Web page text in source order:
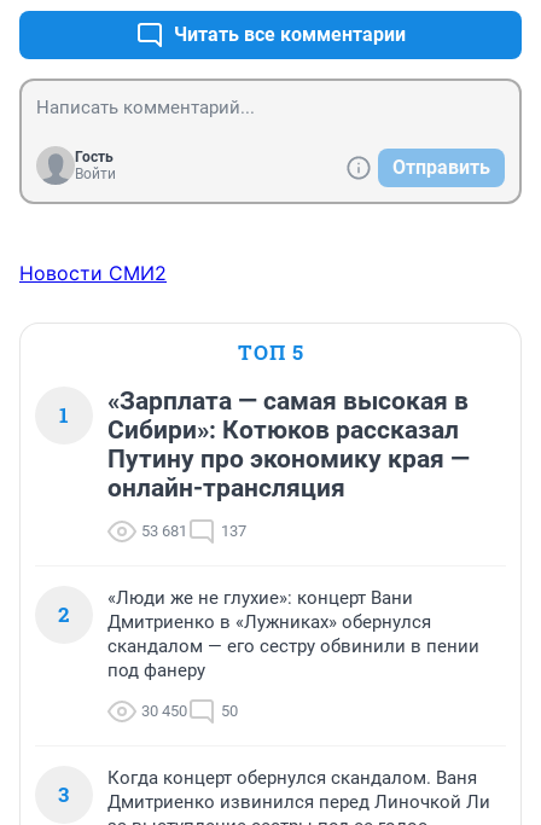
Читать все комментарии
Гость
Войти
Отправить
Новости СМИ2
ТОП 5
1
«Зарплата — самая высокая в
Сибири»: Котюков рассказал
Путину про экономику края —
онлайн-трансляция
53 681 137
2
«Люди же не глухие»: концерт Вани
Дмитриенко в «Лужниках» обернулся
скандалом — его сестру обвинили в пении
под фанеру
30 450 50
3
Когда концерт обернулся скандалом. Ваня
Дмитриенко извинился перед Линочкой Ли